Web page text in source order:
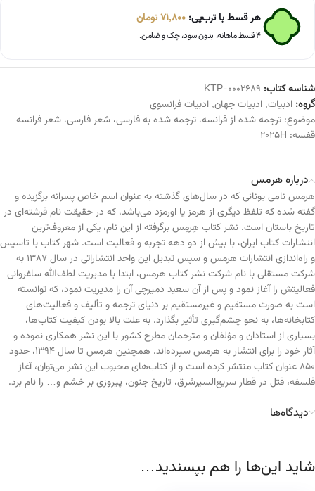
هر قسط با ترب‌پی: 71,800تومان
۴ قسط ماهانه. بدون سود، چک و ضامن.
شناسه کتاب: KTP-0002689
گروه: ادبیات, ادبیات جهان, ادبیات فرانسوی
موضوع: ترجمه شده از فرانسه، ترجمه شده به فارسی، شعر فارسی، شعر فرانسه
قفسه: 2025H
درباره هرمس
هرمس نامی یونانی که در سال‌های گذشته به عنوان اسم خاص پسرانه برگزیده و
گفته شده که تلفظ دیگری از هرمز یا اورمزد می‌باشد، که در حقیقت نام فرشته‌ای در
تاریخ باستان است. نشر کتاب هِرمِس برگرفته از این نام، یکی از معروف‌ترین
انتشارات کتاب ایران، با بیش از دو دهه تجربه و فعالیت است. شهر کتاب با تاسیس
و راه‌اندازی انتشارات هرمس و سپس تبدیل این واحد انتشاراتی در سال ۱۳۸۷ به
شرکت مستقلی با نام شرکت نشر کتاب هرمس، ابتدا با مدیریت لطف‌الله ساغروانی
فعالیتش را آغاز نمود و پس از آن سعید دمیرچی آن را مدیریت نمود، که توانسته
است به صورت مستقیم و غیرمستقیم بر دنیای ترجمه و تألیف و فعالیت‌های
کتابخانه‌ها، به نحو چشم‌گیری تأثیر بگذارد. به علت بالا بودن کیفیت کتاب‌ها،
بسیاری از استادان و مؤلفان و مترجمان مطرح کشور با این نشر همکاری نموده و
آثار خود را برای انتشار به هرمس سپرده‌اند. همچنین هرمس تا سال ۱۳۹۴، حدود
۸۵۰ عنوان کتاب منتشر کرده است و از کتاب‌های محبوب این نشر می‌توان، آغاز
فلسفه، قتل در قطار سریع‌السیرشرق، تاریخ جنون، پیروزی بر خشم و… را نام برد.
دیدگاه‌ها
شاید این‌ها را هم بپسندید…